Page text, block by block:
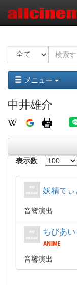
メニュー
中井雄介
表示数
妖精て
音響演出
ちびあ
音響演出